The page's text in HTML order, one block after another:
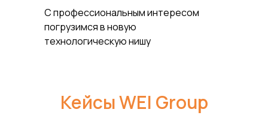
С профессиональным интересом
погрузимся в новую
технологическую нишу
Кейсы WEI Group